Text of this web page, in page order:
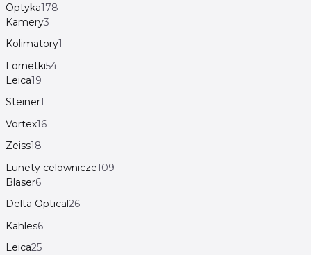
Optyka178
Kamery3
Kolimatory1
Lornetki54
Leica19
Steiner1
Vortex16
Zeiss18
Lunety celownicze109
Blaser6
Delta Optical26
Kahles6
Leica25